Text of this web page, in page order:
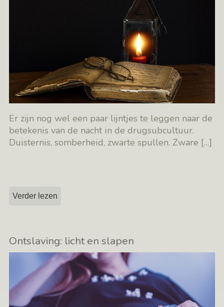
Er zijn nog wel een paar lijntjes te leggen naar de
betekenis van de nacht in de drugsubcultuur.
Duisternis, somberheid, zwarte spullen. Zware […]
Verder lezen
Ontslaving: licht en slapen